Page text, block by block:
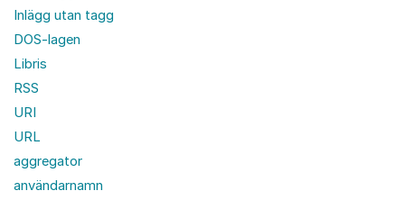
Inlägg utan tagg
DOS-lagen
Libris
RSS
URI
URL
aggregator
användarnamn